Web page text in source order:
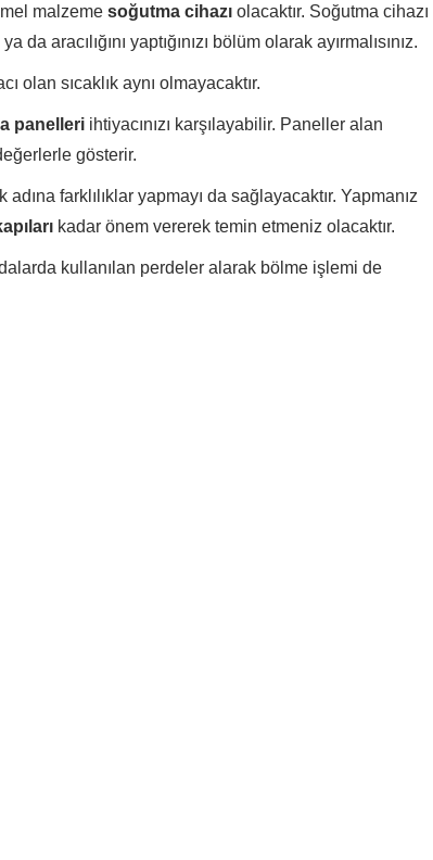
malzeme soğutma cihazı olacaktır. Soğutma cihazı
aracılığını yaptığınızı bölüm olarak ayırmalısınız.
olan sıcaklık aynı olmayacaktır.
panelleri ihtiyacınızı karşılayabilir. Paneller alan
gösterir.
farklılıklar yapmayı da sağlayacaktır. Yapmanız
kadar önem vererek temin etmeniz olacaktır.
kullanılan perdeler alarak bölme işlemi de